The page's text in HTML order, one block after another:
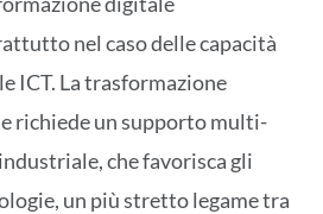
nel caso delle capacità
ICT. La trasformazione
richiede un supporto multi-
che favorisca gli
un più stretto legame tra